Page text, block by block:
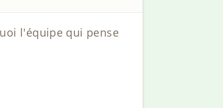
l'équipe qui pense